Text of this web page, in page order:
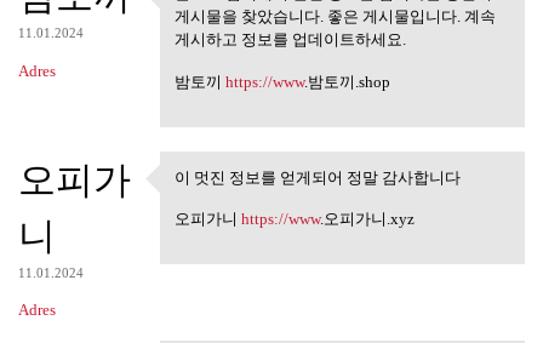
11.01.2024
Adres
블로그 검색에서 관련 정보를 검
색하는 동안이 게시물을
게시물을 찾았습니다. 좋은 게시물입니다. 계속
게시하고 정보를 업데이트하세요.
밤토끼 https://www.밤토끼.shop
오피가
니
11.01.2024
Adres
이 멋진 정보를 얻게되어 정말 감
사합니다
이 멋진 정보를 얻게되어 정말 감사합니다
오피가니 https://www.오피가니.xyz